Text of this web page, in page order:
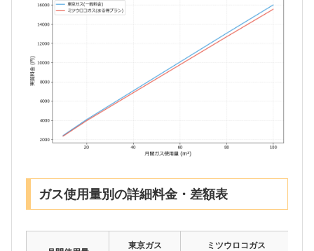
ガス使用量別の詳細料金・差額表
東京ガス
ミツウロコガス